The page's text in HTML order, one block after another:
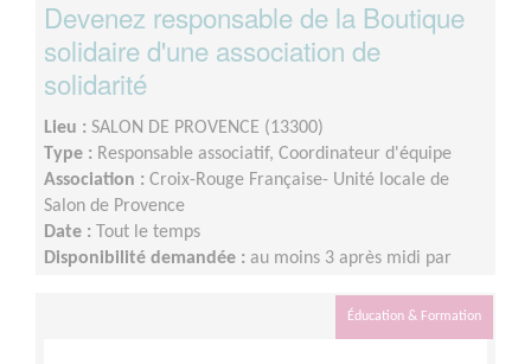
Devenez responsable de la Boutique
solidaire d'une association de
solidarité
Lieu : SALON DE PROVENCE (13300)
Type : Responsable associatif, Coordinateur d'équipe
Association : Croix-Rouge Française- Unité locale de
Salon de Provence
Date : Tout le temps
Disponibilité demandée : au moins 3 après midi par
Éducation & Formation